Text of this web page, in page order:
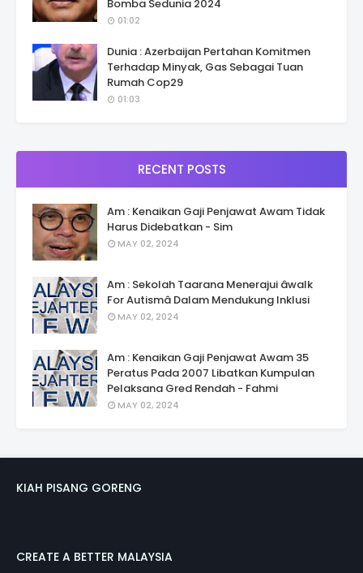
Bomba Sedunia 2024
01:02
Dunia : Azerbaijan Pertahan Komitmen
Terhadap Minyak, Gas Sebagai Tuan
Rumah Cop29
01:03
RECENT POSTS
Am : Kenaikan Gaji Penjawat Awam Tidak
Harus Didebatkan - Sim
MAY 02, 2024
Am : Sekolah Taarana Menerajui âwalk
For Autismâ Dalam Mendukung Inklusi
MAY 02, 2024
Am : Kenaikan Gaji Penjawat Awam 35
Peratus Pada 2007 Libatkan Kumpulan
Pelaksana Gred Rendah - Fahmi
MAY 02, 2024
KIAH PISANG GORENG
CREATE A BETTER MALAYSIA